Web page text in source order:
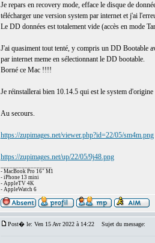
Je repars en recovery mode, efface le disque de
télécharger une version system par internet et j'ai
Le DD données est totalement vide (accès en mode
J'ai quasiment tout tenté, y compris un DD Bootable
par internet meme en sélectionnant le DD bootable.
Borné ce Mac !!!!
Je réinstallerai bien 10.14.5 qui est le system
Au secours.
https://zupimages.net/viewer.php?id=22/05/sm4m.png
https://zupimages.net/up/22/05/9j48.png
- MacBook Pro 16" M1
- iPhone 13 mini
- AppleTV 4K
- AppleWatch 6
Post� le: Ven 15 Avr 2022 à 14:22 Sujet du message: